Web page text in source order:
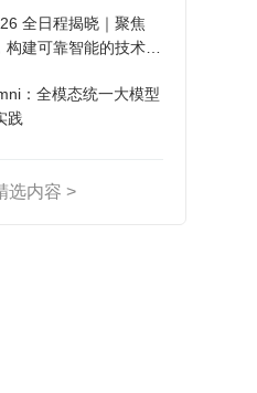
全日程揭晓｜聚焦
建可靠智能的技术路
：全模态统一大模型
践
选内容 >